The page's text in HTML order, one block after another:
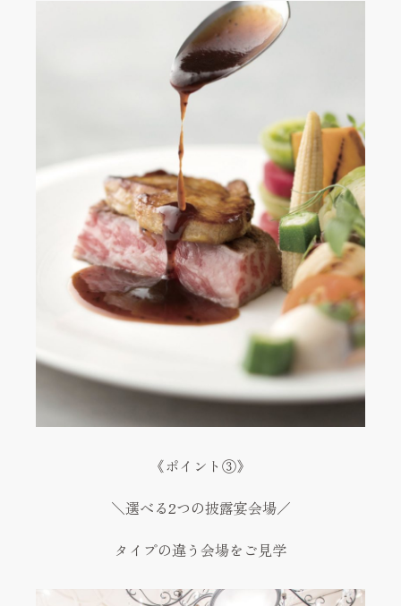
《ポイント③》
＼選べる2つの披露宴会場／
タイプの違う会場をご見学